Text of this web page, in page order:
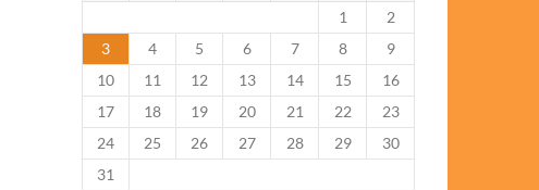
1
2
3
4 5 6 7 8
9
10
11 12 13 14 15
16
17
18 19 20 21 22
23
24
25 26 27 28 29
30
31